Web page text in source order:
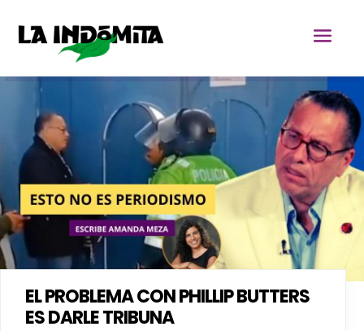
EL PROBLEMA CON PHILLIP BUTTERS
ES DARLE TRIBUNA